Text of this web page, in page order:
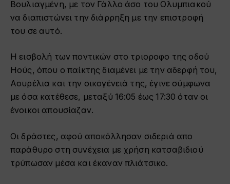
Βουλιαγμένη, με τον Γάλλο άσο του Ολυμπιακού
να διαπιστώνει την διάρρηξη με την επιστροφή
του σε αυτό.
Η εισβολή των ποντικών στο τριοροφο της οδού
Ηούς, όπου ο παίκτης διαμένει με την αδερφή του,
Αουρέλια και την οικογένειά της, έγινε σύμφωνα
με όσα κατέθεσε, μεταξύ 16:05 έως 17:30 όταν οι
ένοικοι απουσίαζαν.
Οι δράστες, αφού αποκόλλησαν σιδεριά απο
παράθυρο στη συνέχεια με χρήση κατσαβιδιού
τρύπωσαν μέσα και έκαναν πλιάτσικο.